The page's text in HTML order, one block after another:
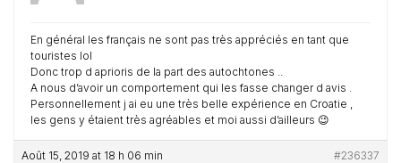
En général les français ne sont pas très appréciés en tant que
touristes lol
Donc trop d aprioris de la part des autochtones ..
A nous d’avoir un comportement qui les fasse changer d avis .
Personnellement j ai eu une très belle expérience en Croatie ,
les gens y étaient très agréables et moi aussi d’ailleurs 😉
Août 15, 2019 at 18 h 06 min #236337